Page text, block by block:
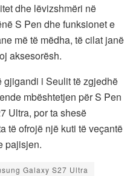
dhe lëvizshmëri në
S Pen dhe funksionet e
më të mëdha, të cilat janë
aksesorësh.
gjigandi i Seulit të zgjedhë
mbështetjen për S Pen
Ultra, por ta shesë
të ofrojë një kuti të veçantë
pajisjen.
Galaxy S27 Ultra